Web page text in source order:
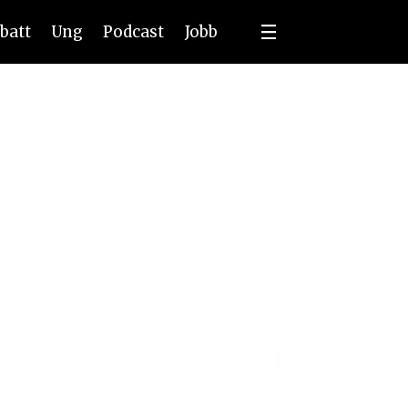
Ung Podcast Jobb